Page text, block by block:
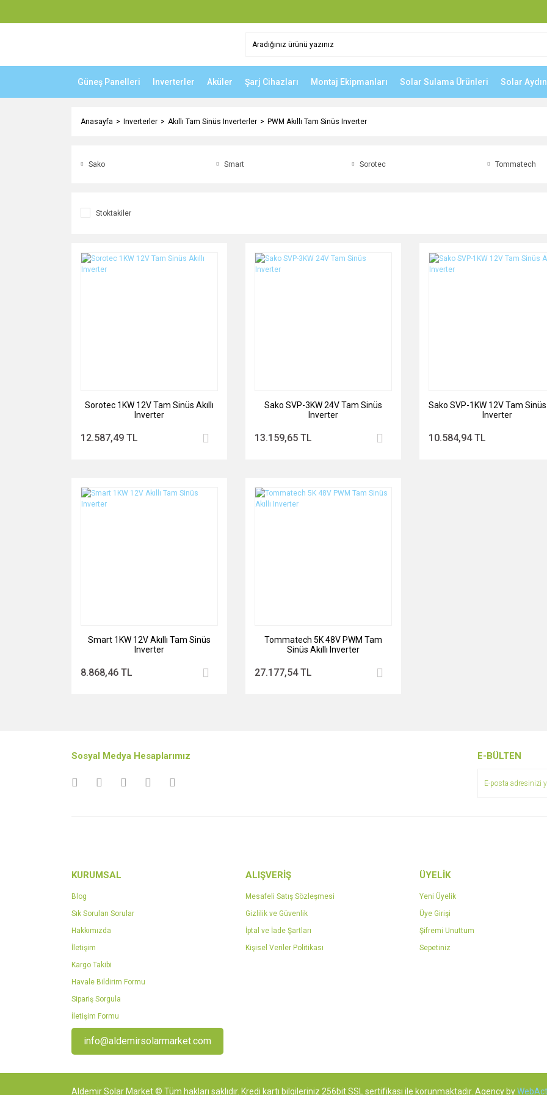
Güneş Panelleri Inverterler Aküler Şarj Cihazları Montaj Ekipmanları Solar Sulama Ürünleri Solar
Anasayfa Inverterler Akıllı Tam Sinüs Inverterler PWM Akıllı Tam Sinüs Inverter
Sako Smart Sorotec Tommatech
Stoktakiler
Sorotec 1KW 12V Tam Sinüs Akıllı
Inverter
12.587,49 TL
Sako SVP-3KW 24V Tam Sinüs
Inverter
13.159,65 TL
Sako SVP-1KW 12V Tam Sinüs
Inverter
10.584,94 TL
Smart 1KW 12V Akıllı Tam Sinüs
Inverter
8.868,46 TL
Tommatech 5K 48V PWM Tam
Sinüs Akıllı Inverter
27.177,54 TL
Sosyal Medya Hesaplarımız E-BÜLTEN
KURUMSAL
Blog
Sık Sorulan Sorular
Hakkımızda
İletişim
Kargo Takibi
Havale Bildirim Formu
Sipariş Sorgula
İletişim Formu
ALIŞVERİŞ
Mesafeli Satış Sözleşmesi
Gizlilik ve Güvenlik
İptal ve İade Şartları
Kişisel Veriler Politikası
ÜYELİK
Yeni Üyelik
Üye Girişi
Şifremi Unuttum
Sepetiniz
info@aldemirsolarmarket.com
Aldemir Solar Market © Tüm hakları saklıdır. Kredi kartı bilgileriniz 256bit SSL sertifikası ile korunmaktadır. Agency by